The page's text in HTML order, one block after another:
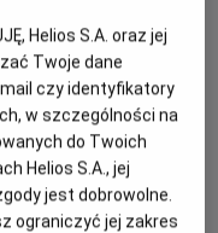
Kobiet
/ Romans
wiek
Od
Helios S.A. oraz jej
Twoje dane
czy identyfikatory
w szczególności na
do Twoich
Helios S.A., jej
jest dobrowolne.
ograniczyć jej zakres